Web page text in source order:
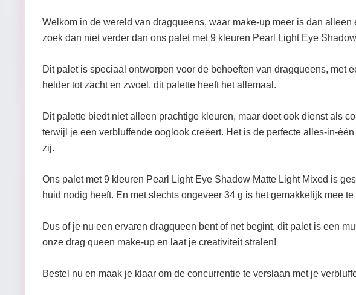
Welkom in de wereld van dragqueens, waar make-up meer is dan
zoek dan niet verder dan ons palet met 9 kleuren Pearl Light Eye
Dit palet is speciaal ontworpen voor de behoeften van dragqueens, met
helder tot zacht en zwoel, dit palette heeft het allemaal.
Dit palette biedt niet alleen prachtige kleuren, maar doet ook dienst als
terwijl je een verbluffende ooglook creëert. Het is de perfecte alles-in-
zij.
Ons palet met 9 kleuren Pearl Light Eye Shadow Matte Light Mixed is
huid nodig heeft. En met slechts ongeveer 34 g is het gemakkelijk mee
Dus of je nu een ervaren dragqueen bent of net begint, dit palet is een
onze drag queen make-up en laat je creativiteit stralen!
Bestel nu en maak je klaar om de concurrentie te verslaan met je